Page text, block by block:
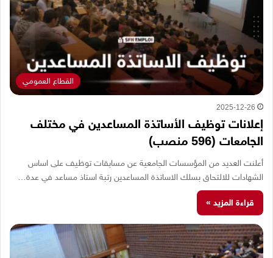
القطاع العمومي
2025-12-26
إعلانات توظيف الأساتذة المساعدين في مختلف
الجامعات (596 منصب)
أعلنت العديد من المؤسسات الجامعية عن مسابقات توظيف على اساس
الشهادات للالتحاق بسلك الاساتذة المساعدين رتبة استاذ مساعد في عدة…
قراءة المزيد »